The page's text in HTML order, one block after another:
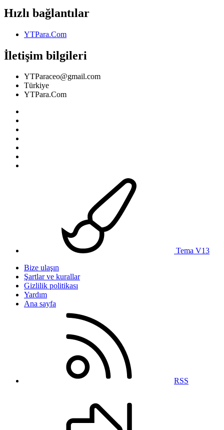
Hızlı bağlantılar
YTPara.Com
İletişim bilgileri
YTParaceo@gmail.com
Türkiye
YTPara.Com
Tema V13
Bize ulaşın
Şartlar ve kurallar
Gizlilik politikası
Yardım
Ana sayfa
RSS